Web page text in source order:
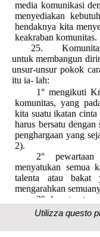
media komunikasi
menyediakan
hendaknya kita
keakraban komunitas.
25. Komunitas
untuk membangun
unsur-unsur pokok
itu ia- lah:
1° mengikuti
komunitas, yang
kita suatu ikatan
harus bersatu
penghargaan yang
2).
2°
menyatukan semua
talenta atau bakat
mengarahkan
3° doa,
sumber hidup
4°
Utilizza questo